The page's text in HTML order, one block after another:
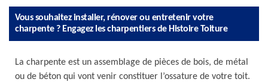
Vous souhaitez installer, rénover ou entretenir votre
charpente ? Engagez les charpentiers de Histoire Toiture
La charpente est un assemblage de pièces de bois, de métal
ou de béton qui vont venir constituer l’ossature de votre toit.